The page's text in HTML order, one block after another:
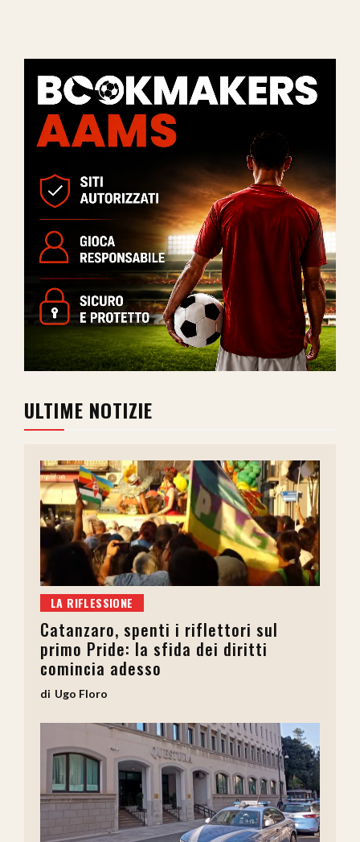
ULTIME NOTIZIE
LA RIFLESSIONE
Catanzaro, spenti i riflettori sul
primo Pride: la sfida dei diritti
comincia adesso
Ugo Floro